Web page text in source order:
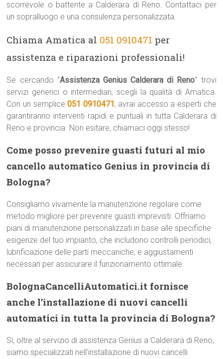
scorrevole o battente a Calderara di Reno. Contattaci per
un sopralluogo e una consulenza personalizzata.
Chiama Amatica al 051 0910471 per
assistenza e riparazioni professionali!
Se cercando “Assistenza Genius Calderara di Reno” trovi
servizi generici o intermediari, scegli la qualità di Amatica.
Con un semplice051 0910471, avrai accesso a esperti che
garantiranno interventi rapidi e puntuali in tutta Calderara di
Reno e provincia. Non esitare, chiamaci oggi stesso!
Come posso prevenire guasti futuri al mio
cancello automatico Genius in provincia di
Bologna?
Consigliamo vivamente la manutenzione regolare come
metodo migliore per prevenire guasti imprevisti. Offriamo
piani di manutenzione personalizzati in base alle specifiche
esigenze del tuo impianto, che includono controlli periodici,
lubrificazione delle parti meccaniche, e aggiustamenti
necessari per assicurare il funzionamento ottimale.
BolognaCancelliAutomatici.it fornisce
anche l’installazione di nuovi cancelli
automatici in tutta la provincia di Bologna?
Sì, oltre al servizio di assistenza Genius a Calderara di Reno,
siamo specializzati nell’installazione di nuovi cancelli